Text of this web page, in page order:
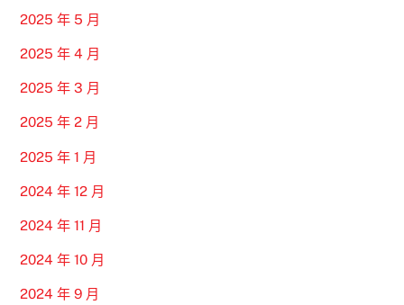
2025 年 5 月
2025 年 4 月
2025 年 3 月
2025 年 2 月
2025 年 1 月
2024 年 12 月
2024 年 11 月
2024 年 10 月
2024 年 9 月